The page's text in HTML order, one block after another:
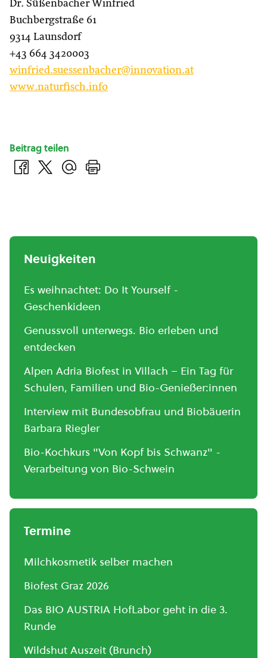
Dr. Süßenbacher Winfried
Buchbergstraße 61
9314 Launsdorf
+43 664 3420003
winfried.suessenbacher@innovation.at
www.naturfisch.info
Beitrag teilen
Neuigkeiten
Es weihnachtet: Do It Yourself -
Geschenkideen
Genussvoll unterwegs. Bio erleben und
entdecken
Alpen Adria Biofest in Villach – Ein Tag für
Schulen, Familien und Bio-Genießer:innen
Interview mit Bundesobfrau und Biobäuerin
Barbara Riegler
Bio-Kochkurs "Von Kopf bis Schwanz" -
Verarbeitung von Bio-Schwein
Termine
Milchkosmetik selber machen
Biofest Graz 2026
Das BIO AUSTRIA HofLabor geht in die 3.
Runde
Wildshut Auszeit (Brunch)